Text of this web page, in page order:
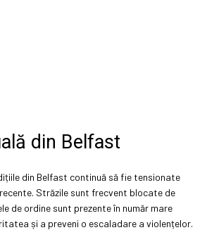
din Belfast
din Belfast continuă să fie tensionate
Străzile sunt frecvent blocate de
de ordine sunt prezente în număr mare
și a preveni o escaladare a violențelor.